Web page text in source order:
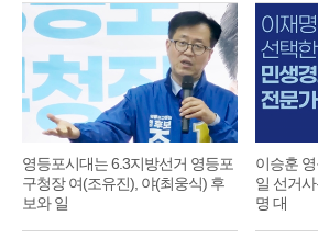
구
영등포시대는 6.3지방선거 영등포
구청장 여(조유진), 야(최웅식) 후
보와 일
구
이승훈
일 선거
명 대